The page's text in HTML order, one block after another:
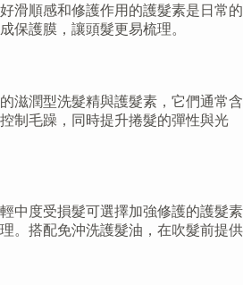
滑順感和修護作用的護髮素是日常的
保護膜，讓頭髮更易梳理。
滋潤型洗髮精與護髮素，它們通常含
制毛躁，同時提升捲髮的彈性與光
中度受損髮可選擇加強修護的護髮素
。搭配免沖洗護髮油，在吹髮前提供